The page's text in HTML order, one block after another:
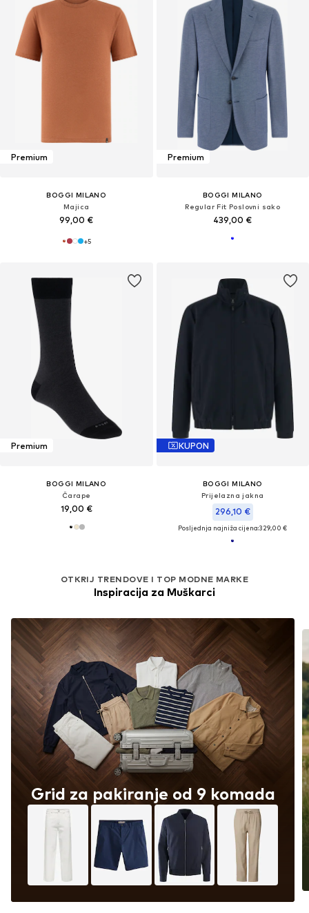
Premium
BOGGI MILANO
Majica
99,00 €
+5
Premium
BOGGI MILANO
Regular Fit Poslovni sako
439,00 €
Premium
BOGGI MILANO
Čarape
19,00 €
KUPON
BOGGI MILANO
Prijelazna jakna
296,10 €
Posljednja najniža cijena:329,00 €
OTKRIJ TRENDOVE I TOP MODNE MARKE
Inspiracija za Muškarci
Grid za pakiranje od 9 komada